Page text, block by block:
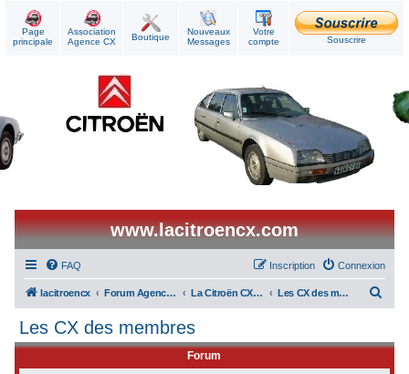
Page
principale
Association
Agence CX
Boutique
Nouveaux
Messages
Votre
compte
Souscrire
www.lacitroencx.com
FAQ Connexion
Inscription
lacitroencx Forum Agence CX La Citroën CX au quotidien Les CX des membres
Les CX des membres
Forum